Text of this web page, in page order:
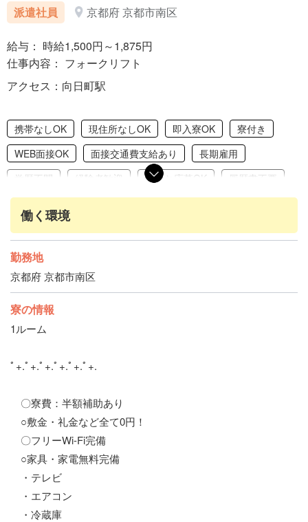
派遣社員 京都府 京都市南区
給与： 時給1,500円～1,875円
仕事内容： フォークリフト
アクセス：向日町駅
携帯なしOK 現住所なしOK 即入寮OK
寮付き
WEB面接OK
面接交通費支給あり
長期雇用
学歴不問
経験者歓迎 友達と応募OK
履歴書不要
働く環境
勤務地
京都府 京都市南区
寮の情報
1ルーム
ﾟ+.ﾟ+.ﾟ+.ﾟ+.ﾟ+.ﾟ+.
〇寮費：半額補助あり
○敷金・礼金など全て0円！
〇フリーWi-Fi完備
○家具・家電無料完備
・テレビ
・エアコン
・冷蔵庫